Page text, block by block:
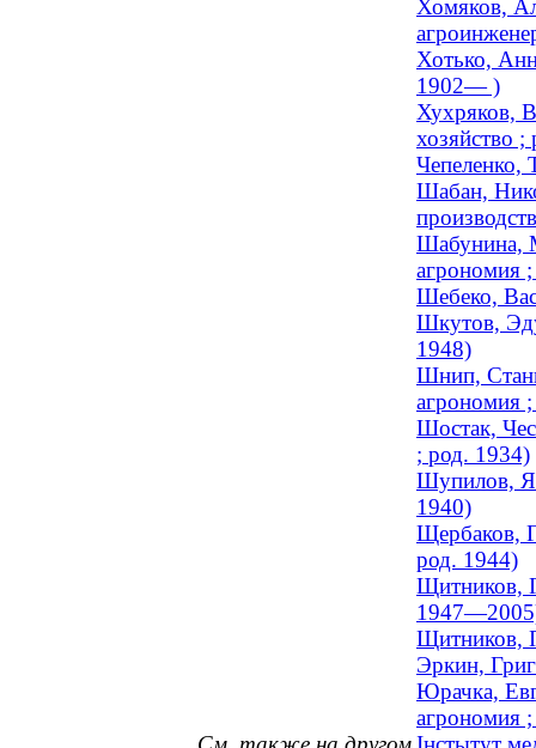
Хомяков,
Хотько,
1902— )
Хухряков,
хозяйство
Чепеленко,
Шабан,
Шабунина,
агрономия
Шебеко,
Шкутов,
1948)
Шнип,
агрономия
Шостак,
; род. 1934)
Шупилов,
1940)
Щербаков,
род. 1944)
Щитников,
Щитников,
Эркин,
Юрачка,
агрономия